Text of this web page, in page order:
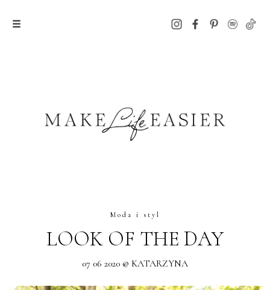
Moda i styl
LOOK OF THE DAY
07 06 2020 @ KATARZYNA